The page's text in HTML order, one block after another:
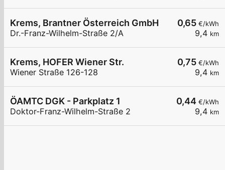
0,65 €/kWh
9,4 km
Krems, Brantner Österreich GmbH
Dr.-Franz-Wilhelm-Straße 2/A
0,75 €/kWh
9,4 km
Krems, HOFER Wiener Str.
Wiener Straße 126-128
0,44 €/kWh
9,4 km
ÖAMTC DGK - Parkplatz 1
Doktor-Franz-Wilhelm-Straße 2